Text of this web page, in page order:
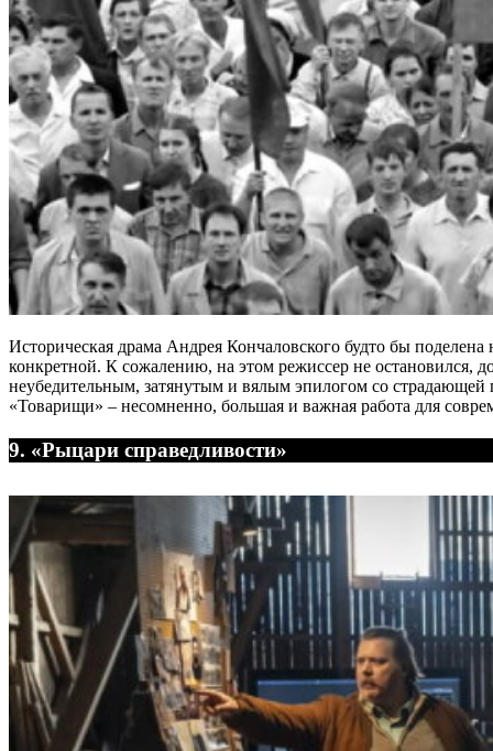
Историческая драма Андрея Кончаловского будто бы
конкретной. К сожалению, на этом режиссер не остановился,
неубедительным, затянутым и вялым эпилогом со
«Товарищи» – несомненно, большая и важная работа для
9. «Рыцари справедливости»